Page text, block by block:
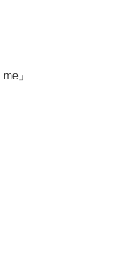
」